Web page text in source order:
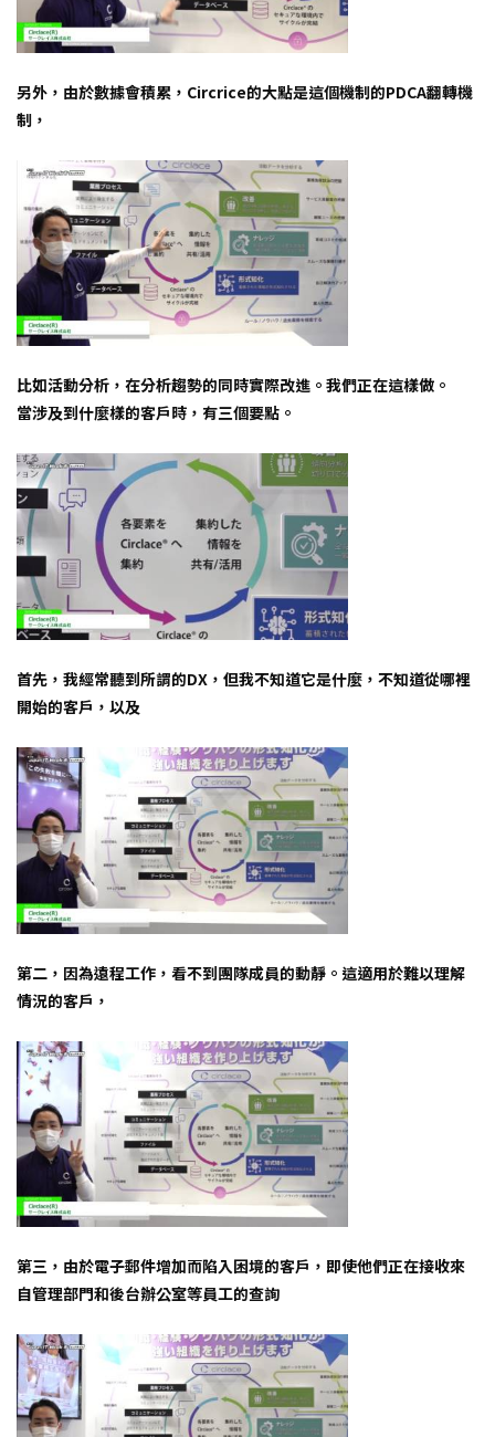
另外，由於數據會積累，Circrice的大點是這個機制的PDCA翻轉機
制，
比如活動分析，在分析趨勢的同時實際改進。我們正在這樣做。
當涉及到什麼樣的客戶時，有三個要點。
首先，我經常聽到所謂的DX，但我不知道它是什麼，不知道從哪裡
開始的客戶，以及
第二，因為遠程工作，看不到團隊成員的動靜。這適用於難以理解
情況的客戶，
第三，由於電子郵件增加而陷入困境的客戶，即使他們正在接收來
自管理部門和後台辦公室等員工的查詢